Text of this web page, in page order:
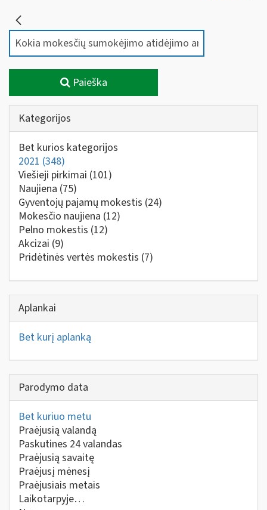
Paieška
Kategorijos
Bet kurios kategorijos
2021 (348)
Viešieji pirkimai (101)
Naujiena (75)
Gyventojų pajamų mokestis (24)
Mokesčio naujiena (12)
Pelno mokestis (12)
Akcizai (9)
Pridėtinės vertės mokestis (7)
Aplankai
Bet kurį aplanką
Parodymo data
Bet kuriuo metu
Praėjusią valandą
Paskutines 24 valandas
Praėjusią savaitę
Praėjusį mėnesį
Praėjusiais metais
Laikotarpyje…